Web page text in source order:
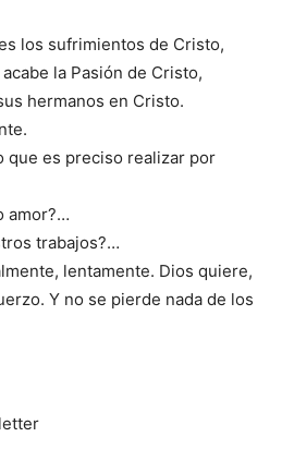
los sufrimientos de Cristo,
la Pasión de Cristo,
hermanos en Cristo.
que es preciso realizar por
amor?…
trabajos?…
lentamente. Dios quiere,
Y no se pierde nada de los